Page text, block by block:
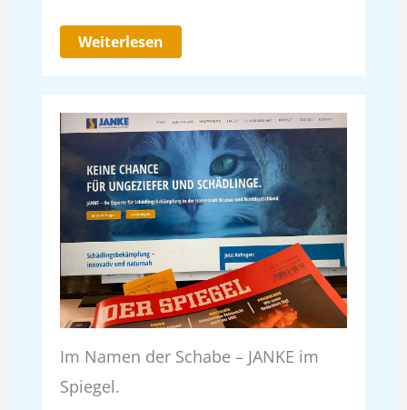
Weiterlesen
Im Namen der Schabe – JANKE im
Spiegel.